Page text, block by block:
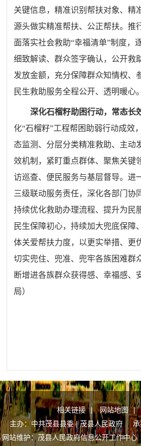
关键信息，精准识别帮扶对象、精
源头做实精准帮扶、公正帮扶。推
面落实社会救助“幸福清单”制度，
细致解读、群众签字确认，公开救
发放金额，充分保障群众知情权、
民生救助服务全程公开、透明暖心。
深化石榴籽助困行动，常态长
化“石榴籽”工程帮困助弱行动成效
态监测、分层分类精准救助、主动
效机制，紧盯重点群体、聚焦关键
访巡查、便民服务与基层督导。进
三级联动服务责任，深化各部门协
持续优化救助办理流程、提升为民
民生保障初心，持续加大兜底保障
体关爱帮扶力度，以更实举措、更
切实兜住、兜准、兜牢各族困难群
断增进各族群众获得感、幸福感、
局）
相关链接 | 网站地图 |
主办：中共茂县县委 | 茂县人民政府 承
网站维护：茂县人民政府信息公开工作中